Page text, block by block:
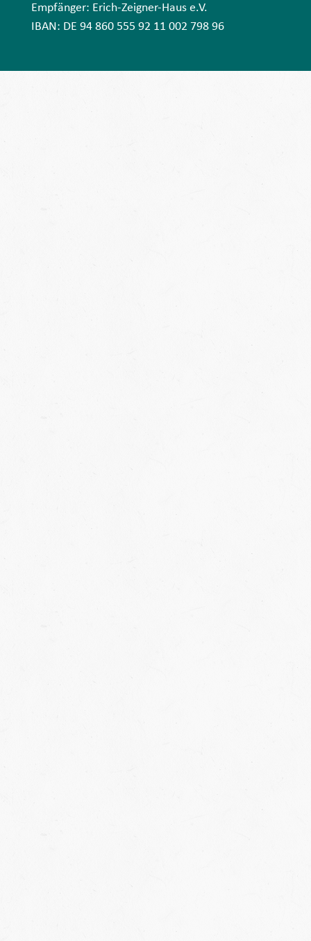
Empfänger: Erich-Zeigner-Haus e.V.
IBAN: DE 94 860 555 92 11 002 798 96